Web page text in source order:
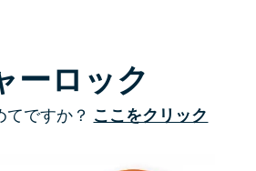
ーロック
てですか？ ここをクリック